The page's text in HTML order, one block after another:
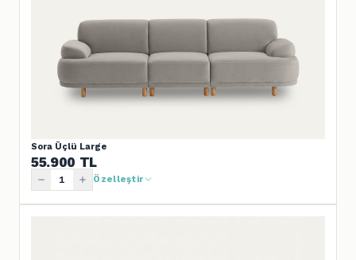
Sora Üçlü Large
55.900 TL
Özelleştir